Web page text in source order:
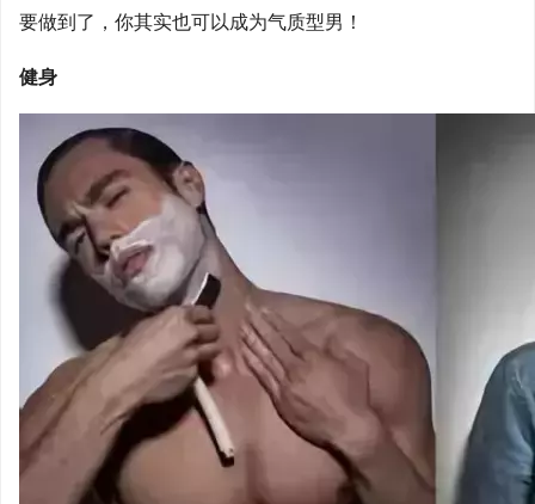
要做到了，你其实也可以成为气质型男！
健身